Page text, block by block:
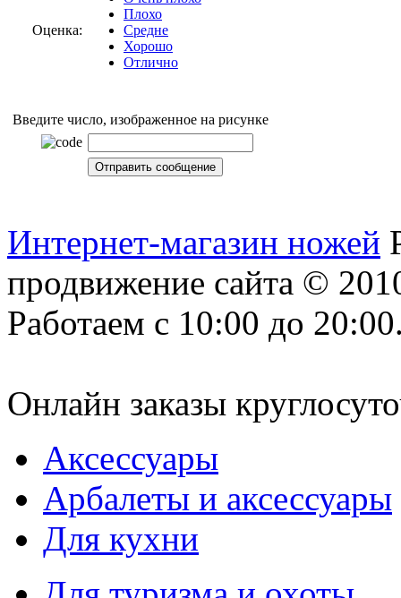
Оценка:
Плохо
Средне
Хорошо
Отлично
Введите число, изображенное на рисунке
Интернет-магазин ножей
продвижение сайта ©
Работаем с 10:00 до
Онлайн заказы
Аксессуары
Арбалеты и аксессуары
Для кухни